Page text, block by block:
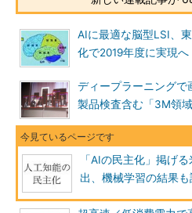
AIに最適な脳型LSI、
化で2019年度に実現へ
ディープラーニングで
製品検査含む「3M領域
「AIの民主化」掲げ
出、機械学習の結果も